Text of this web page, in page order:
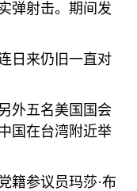
弹射击。期间发
日来仍旧一直对
外五名美国国会
国在台湾附近举
籍参议员玛莎·布